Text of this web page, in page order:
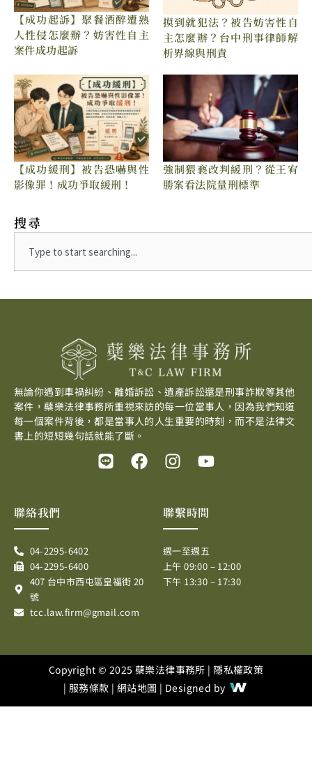
【成功起訴】聚餐酒醉遭熟
人性侵怎麼辦？妨害性自主
案件成功起訴
摸到就犯法？被告妨害性自
主怎麼辦？台中刑事律師解
析界線與刑責
【成功緩刑】被告恐嚇與性
影像罪！成功爭取緩刑！
強制猥褻改判緩刑？從王宥
勝案看法院量刑標準
搜尋
無論你遇到車禍糾紛、離婚訴訟、遺產訴訟還是刑事詐欺等其他
案件，蘗樂法律事務所重視來訪的每一位當事人，因為我們知道
每一個案件背後，都是當事人的人生重要的時刻，而不是法律文
書上的短短幾句話就能了斷。
L
F
k
I
t
a
r
a
Y
t
b
e
聯繫時間
週一至週五
上午 09:00 – 12:00
下午 13:30 – 17:30
聯絡我們
04-2295-6402
04-2295-6400
407 台中市西屯區皇福街 20
號
tcc.law.firm@gmail.com
Copyright © 2025 蘗樂法律事務所 | 隱私權政策
| 服務條款 | 網站地圖 | Designed by